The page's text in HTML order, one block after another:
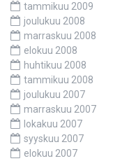
tammikuu 2009
joulukuu 2008
marraskuu 2008
elokuu 2008
huhtikuu 2008
tammikuu 2008
joulukuu 2007
marraskuu 2007
lokakuu 2007
syyskuu 2007
elokuu 2007